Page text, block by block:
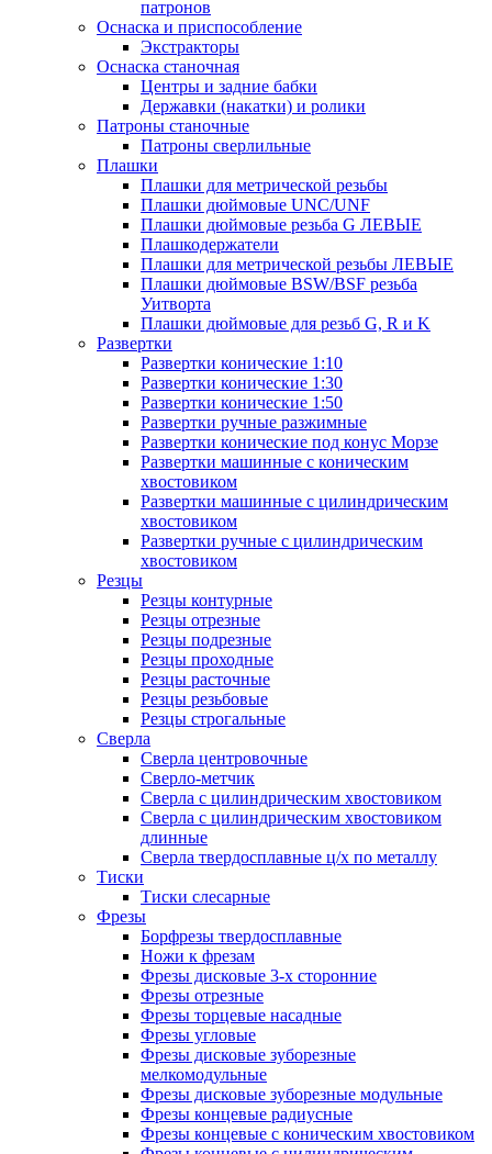
патронов
Оснаска и приспособление
Экстракторы
Оснаска станочная
Центры и задние бабки
Державки (накатки) и ролики
Патроны станочные
Патроны сверлильные
Плашки
Плашки для метрической резьбы
Плашки дюймовые UNC/UNF
Плашки дюймовые резьба G ЛЕВЫЕ
Плашкодержатели
Плашки для метрической резьбы ЛЕВЫЕ
Плашки дюймовые BSW/BSF резьба
Уитворта
Плашки дюймовые для резьб G, R и K
Развертки
Развертки конические 1:10
Развертки конические 1:30
Развертки конические 1:50
Развертки ручные разжимные
Развертки конические под конус Морзе
Развертки машинные с коническим
хвостовиком
Развертки машинные с цилиндрическим
хвостовиком
Развертки ручные с цилиндрическим
хвостовиком
Резцы
Резцы контурные
Резцы отрезные
Резцы подрезные
Резцы проходные
Резцы расточные
Резцы резьбовые
Резцы строгальные
Сверла
Сверла центровочные
Сверло-метчик
Сверла с цилиндрическим хвостовиком
Сверла с цилиндрическим хвостовиком
длинные
Сверла твердосплавные ц/х по металлу
Тиски
Тиски слесарные
Фрезы
Борфрезы твердосплавные
Ножи к фрезам
Фрезы дисковые 3-х сторонние
Фрезы отрезные
Фрезы торцевые насадные
Фрезы угловые
Фрезы дисковые зуборезные
мелкомодульные
Фрезы дисковые зуборезные модульные
Фрезы концевые радиусные
Фрезы концевые с коническим хвостовиком